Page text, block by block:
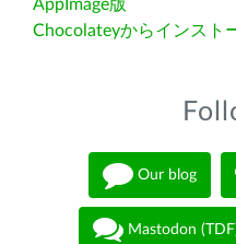
AppImage版
Chocolateyからインスト
Our blog
Mastodon